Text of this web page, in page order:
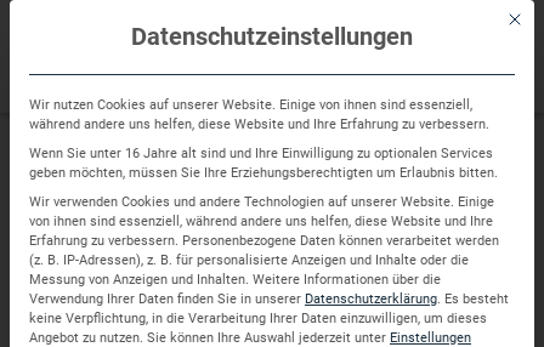
Sprung
Unsere Immobilien: Etage
Wohnung
Verkauft
Mit
Datenschutzeinstellungen
Wir nutzen Cookies auf unserer Website. Einige von ihnen sind essenziell,
während andere uns helfen, diese Website und Ihre Erfahrung zu verbessern.
Wenn Sie unter 16 Jahre alt sind und Ihre Einwilligung zu optionalen Services
geben möchten, müssen Sie Ihre Erziehungsberechtigten um Erlaubnis bitten.
Wir verwenden Cookies und andere Technologien auf unserer Website. Einige
von ihnen sind essenziell, während andere uns helfen, diese Website und Ihre
Erfahrung zu verbessern. Personenbezogene Daten können verarbeitet werden
(z. B. IP-Adressen), z. B. für personalisierte Anzeigen und Inhalte oder die
Messung von Anzeigen und Inhalten. Weitere Informationen über die
Verwendung Ihrer Daten finden Sie in unserer Datenschutzerklärung. Es besteht
keine Verpflichtung, in die Verarbeitung Ihrer Daten einzuwilligen, um dieses
Angebot zu nutzen. Sie können Ihre Auswahl jederzeit unter Einstellungen